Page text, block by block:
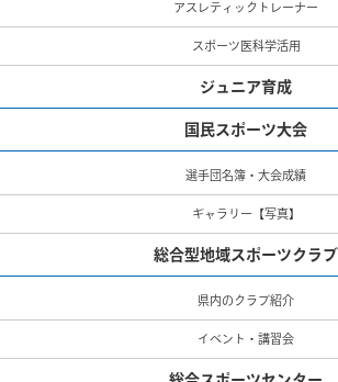
アスレティックトレーナー
スポーツ医科学活用
ジュニア育成
国民スポーツ大会
選手団名簿・大会成績
ギャラリー【写真】
総合型地域スポーツクラブ
県内のクラブ紹介
イベント・講習会